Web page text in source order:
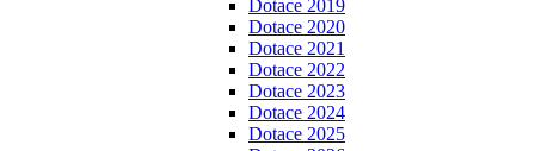
Dotace 2019
Dotace 2020
Dotace 2021
Dotace 2022
Dotace 2023
Dotace 2024
Dotace 2025